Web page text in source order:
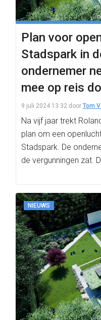
Plan voor
Stadspark in
ondernemer
mee op reis
9 juli 2024 13:32 door Tom
Na vijf jaar trekt
plan om een
Stadspark. De
de vergunningen zat.
NIEUWS